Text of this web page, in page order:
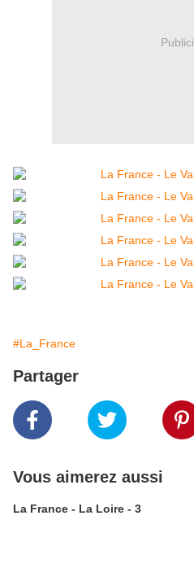
#La_France
Partager
Vous aimerez aussi
La France - La Loire - 3